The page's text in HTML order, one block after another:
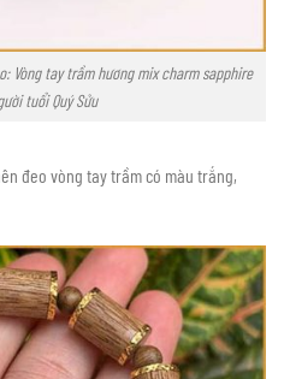
Vòng tay trầm hương mix charm sapphire
tuổi Quý Sửu
đeo vòng tay trầm có màu trắng,